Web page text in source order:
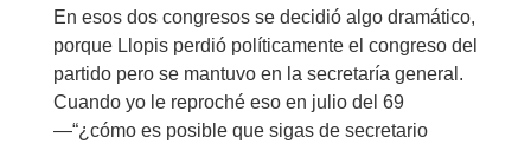
En esos dos congresos se decidió algo dramático,
porque Llopis perdió políticamente el congreso del
partido pero se mantuvo en la secretaría general.
Cuando yo le reproché eso en julio del 69
—“¿cómo es posible que sigas de secretario